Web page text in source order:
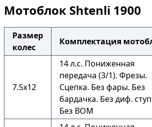
Мотоблок Shtenli 1900
Размер
колес
Комплектация
7.5х12
14 л.с. Пониженная
передача (3/1). Фрезы.
Сцепка. Без фары. Без
бардачка. Без диф.
Без ВОМ